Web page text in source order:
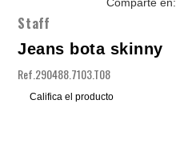
Staff
Jeans bota skinny
Ref. 290488.7103.T08
Califica el producto